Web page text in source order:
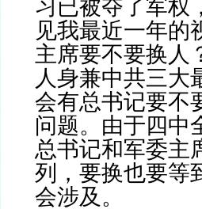
习已被夺了军权
见我最近一年的
主席要不要换人
人身兼中共三大
会有总书记要不
问题。由于四中
总书记和军委主
列，要换也要等
会涉及。